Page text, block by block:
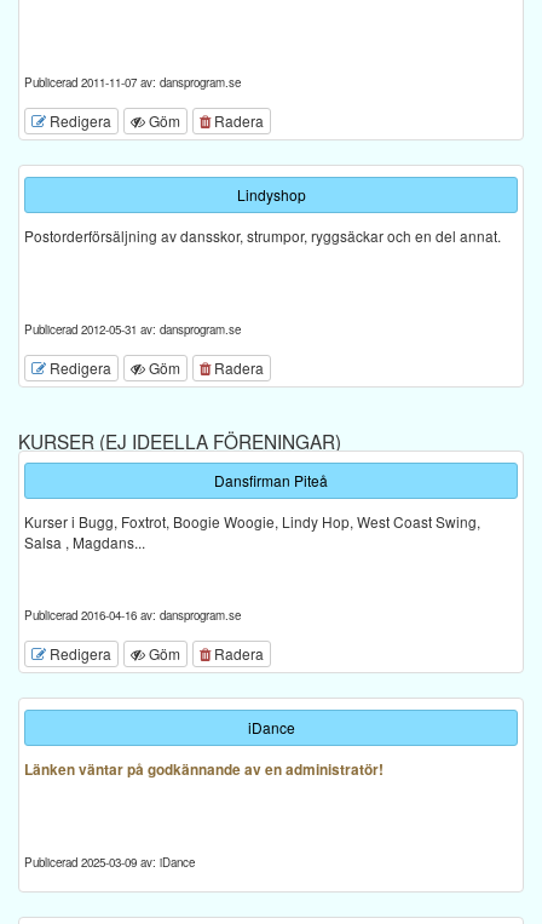
Publicerad 2011-11-07 av: dansprogram.se
Redigera Göm Radera
Lindyshop
Postorderförsäljning av dansskor, strumpor, ryggsäckar och en del annat.
Publicerad 2012-05-31 av: dansprogram.se
Redigera Göm Radera
KURSER (EJ IDEELLA FÖRENINGAR)
Dansfirman Piteå
Kurser i Bugg, Foxtrot, Boogie Woogie, Lindy Hop, West Coast Swing,
Salsa , Magdans...
Publicerad 2016-04-16 av: dansprogram.se
Redigera Göm Radera
iDance
Länken väntar på godkännande av en administratör!
Publicerad 2025-03-09 av: iDance